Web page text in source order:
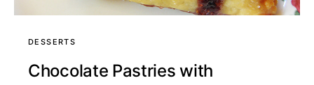
DESSERTS
Chocolate Pastries with